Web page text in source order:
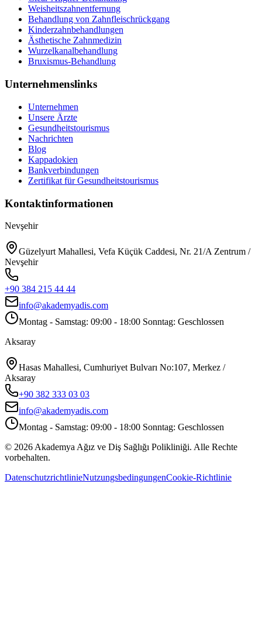
Weisheitszahnentfernung
Behandlung von Zahnfleischrückgang
Kinderzahnbehandlungen
Ästhetische Zahnmedizin
Wurzelkanalbehandlung
Bruxismus-Behandlung
Unternehmenslinks
Unternehmen
Unsere Ärzte
Gesundheitstourismus
Nachrichten
Blog
Kappadokien
Bankverbindungen
Zertifikat für Gesundheitstourismus
Kontaktinformationen
Nevşehir
Güzelyurt Mahallesi, Vefa Küçük Caddesi, Nr. 21/A Zentrum /
Nevşehir
+90 384 215 44 44
info@akademyadis.com
Montag - Samstag: 09:00 - 18:00 Sonntag: Geschlossen
Aksaray
Hasas Mahallesi, Cumhuriyet Bulvarı No:107, Merkez /
Aksaray
+90 382 333 03 03
info@akademyadis.com
Montag - Samstag: 09:00 - 18:00 Sonntag: Geschlossen
© 2026 Akademya Ağız ve Diş Sağlığı Polikliniği. Alle Rechte
vorbehalten.
DatenschutzrichtlinieNutzungsbedingungenCookie-Richtlinie